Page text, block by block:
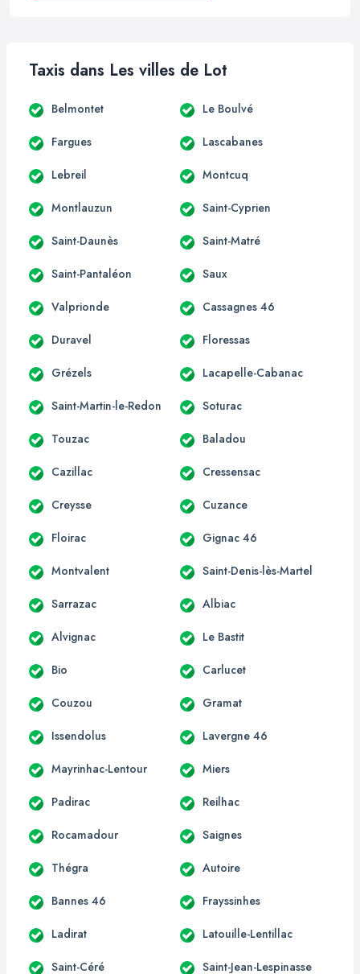
Taxis dans Les villes de Lot
Belmontet Le Boulvé
Fargues Lascabanes
Lebreil Montcuq
Montlauzun Saint-Cyprien
Saint-Daunès Saint-Matré
Saint-Pantaléon Saux
Valprionde Cassagnes 46
Duravel Floressas
Grézels Lacapelle-Cabanac
Saint-Martin-le-Redon Soturac
Touzac Baladou
Cazillac Cressensac
Creysse Cuzance
Floirac Gignac 46
Montvalent Saint-Denis-lès-Martel
Sarrazac Albiac
Alvignac Le Bastit
Bio Carlucet
Couzou Gramat
Issendolus Lavergne 46
Mayrinhac-Lentour Miers
Padirac Reilhac
Rocamadour Saignes
Thégra Autoire
Bannes 46 Frayssinhes
Ladirat Latouille-Lentillac
Saint-Céré Saint-Jean-Lespinasse